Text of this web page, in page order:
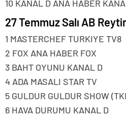
10 KANAL D ANA HABER
27 Temmuz Salı AB
1 MASTERCHEF TURKIYE TV8
2 FOX ANA HABER FOX
3 BAHT OYUNU KANAL D
4 ADA MASALI STAR TV
5 GULDUR GULDUR SHOW
6 HAVA DURUMU KANAL D